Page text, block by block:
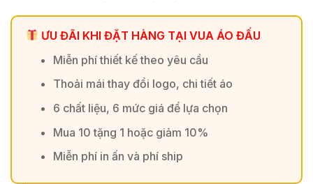
ƯU ĐÃI KHI ĐẶT HÀNG TẠI VUA ÁO ĐẤU
Miễn phí thiết kế theo yêu cầu
Thoải mái thay đổi logo, chi tiết áo
6 chất liệu, 6 mức giá để lựa chọn
Mua 10 tặng 1 hoặc giảm 10%
Miễn phí in ấn và phí ship